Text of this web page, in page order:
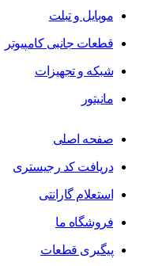
موبایل و تبلت
قطعات جانبی کامپیوتر
شبکه و تجهیزات
مانیتور
صفحه اصلی
دریافت کد رجیستری
استعلام گارانتی
فروشگاه ما
پیگیری قطعات